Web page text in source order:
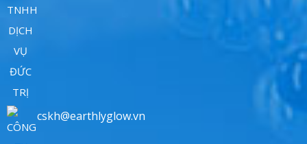
cskh@earthlyglow.vn